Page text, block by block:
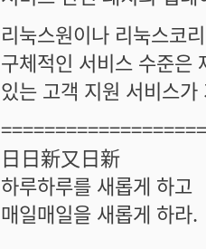
리눅스원이나 리눅스코
구체적인 서비스 수준은
있는 고객 지원 서비스
日日新又日新
하루하루를 새롭게 하고
매일매일을 새롭게 하라.